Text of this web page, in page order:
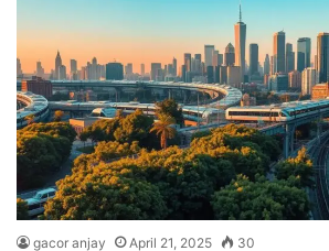
gacor anjay April 21, 2025 30